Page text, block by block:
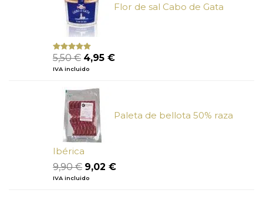
Flor de sal Cabo de Gata
Valorado
con
de
5
5,50€ El
precio
era:
5,50 €.
4,95 €El
IVA incluido
Paleta de bellota 50% raza
Ibérica
9,90€ El
precio
9,02 €El
IVA incluido